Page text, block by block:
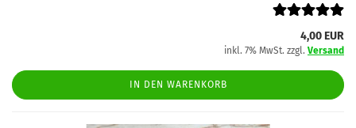
4,00 EUR
inkl. 7% MwSt. zzgl. Versand
IN DEN WARENKORB